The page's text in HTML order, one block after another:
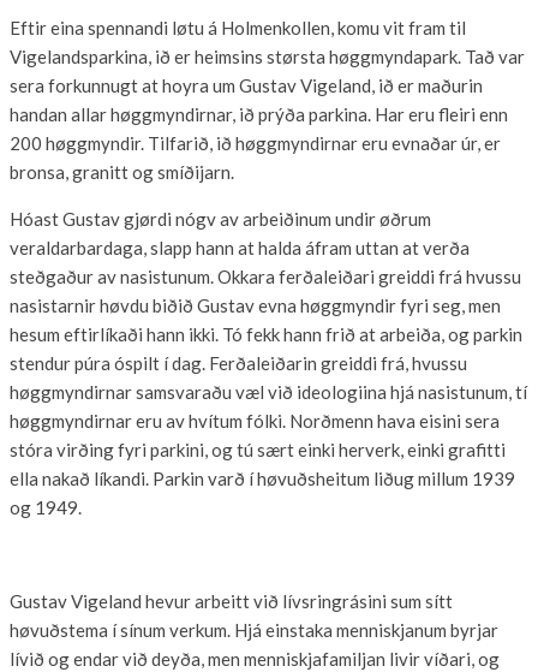
Eftir eina spennandi løtu á Holmenkollen, komu vit fram til
Vigelandsparkina, ið er heimsins størsta høggmyndapark. Tað var
sera forkunnugt at hoyra um Gustav Vigeland, ið er maðurin
handan allar høggmyndirnar, ið prýða parkina. Har eru fleiri enn
200 høggmyndir. Tilfarið, ið høggmyndirnar eru evnaðar úr, er
bronsa, granitt og smíðijarn.
Hóast Gustav gjørdi nógv av arbeiðinum undir øðrum
veraldarbardaga, slapp hann at halda áfram uttan at verða
steðgaður av nasistunum. Okkara ferðaleiðari greiddi frá hvussu
nasistarnir høvdu biðið Gustav evna høggmyndir fyri seg, men
hesum eftirlíkaði hann ikki. Tó fekk hann frið at arbeiða, og parkin
stendur púra óspilt í dag. Ferðaleiðarin greiddi frá, hvussu
høggmyndirnar samsvaraðu væl við ideologiina hjá nasistunum, tí
høggmyndirnar eru av hvítum fólki. Norðmenn hava eisini sera
stóra virðing fyri parkini, og tú sært einki herverk, einki grafitti
ella nakað líkandi. Parkin varð í høvuðsheitum liðug millum 1939
og 1949.
Gustav Vigeland hevur arbeitt við lívsringrásini sum sítt
høvuðstema í sínum verkum. Hjá einstaka menniskjanum byrjar
lívið og endar við deyða, men menniskjafamiljan livir víðari, og